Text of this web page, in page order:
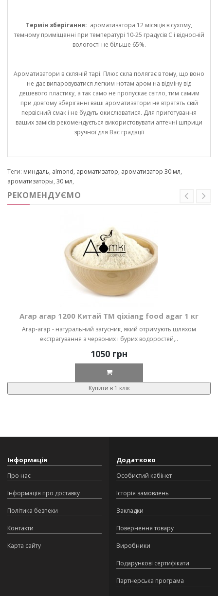
Термін зберігання: ароматизатора 12 місяців в сухому,
темному приміщенні при температурі 10-25 градусів С і відносній
вологості не більше 65%.
Ароматизатори в скляній тарі. Плюс скла полягає в тому, що воно
не дає випаровуватися легким нотам аром на відміну від
дешевого пластику, а так само не пропускає світло, тим самим
при довгому зберіганні ваші ароматизатори не втратять свій
первісний смак і не будуть окислюватися. Для приготування
ваших замісів рекомендується використовувати аптечні шприци
зручної для Вас градації
Теги: миндаль, almond, ароматизатор, ароматизатор 30 мл,
ароматизаторы, 30 мл,
РЕКОМЕНДУЄМО
Агар агар 1200 Китай ТМ qixiang food agar 1 кг
Агар-агар - натуральний загусник, який отримують шляхом
екстрагування з червоних і бурих водоростей,..
1050 грн
Купити в 1 клік
Інформація
Про нас
Інформація про доставку
Політика безпеки
Контакти
Карта сайту
Додатково
Особистий кабінет
Історія замовлень
Закладки
Повернення товару
Виробники
Подарункові сертифікати
Партнерська програма